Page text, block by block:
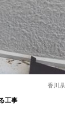
香川県
工事